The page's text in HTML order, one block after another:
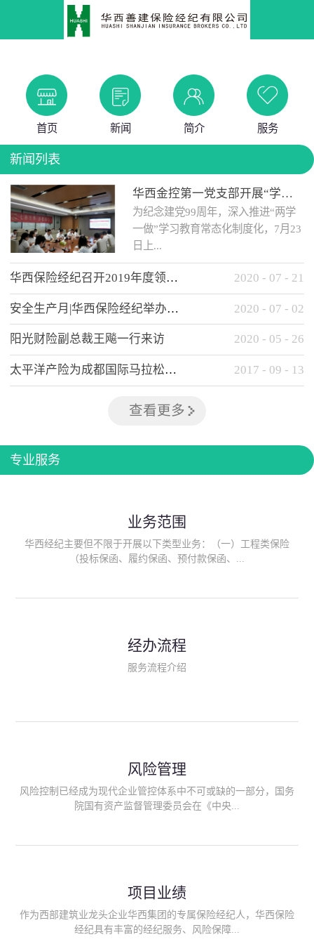
首页 新闻 简介 服务
新闻列表
华西金控第一党支部开展“学党史 知党情 做合格党员”主题教育工作会
为纪念建党99周年，深入推进“两学
一做”学习教育常态化制度化，7月23
日上...
午，华西金控第一党支部举办了“学
党史、知党情、...
华西保险经纪召开2019年度领导班子述职考核工作会 2020 - 07 - 21
安全生产月|华西保险经纪举办应急消防安全知识培训 2020 - 07 - 02
阳光财险副总裁王飚一行来访 2020 - 05 - 26
太平洋产险为成都国际马拉松提供全方位保险保障 2017 - 09 - 13
查看更多
专业服务
业务范围
华西经纪主要但不限于开展以下类型业务：（一）工程类保险
（投标保函、履约保函、预付款保函、...
险、政府公共安全责任保险/自然灾害公众责任保险、精神病监护
人责任险、首台套/首版次保险、科技保险等）；（三）传统财产
险产品；（六）保险招投标业务。随着业务的开展，华西经纪会
供专业、优质的保险经纪服务。
经办流程
服务流程介绍
风险管理
风险控制已经成为现代企业管控体系中不可或缺的一部分，国务
院国有资产监督管理委员会在《中央...
能够为客户降低风险管理成本，提高经营效率；能够为企业提供
从风险评估、风险分析、风险防范、风险转移到灾后防损、索赔
等全方位、全过程、专家式的服务，拓展和深化由保险公司提供
项目业绩
作为西部建筑业龙头企业华西集团的专属保险经纪人，华西保险
经纪具有丰富的经纪服务、风险保障...